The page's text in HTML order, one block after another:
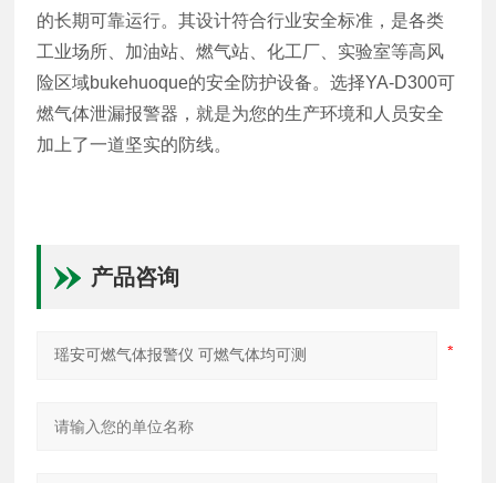
的长期可靠运行。其设计符合行业安全标准，是各类
工业场所、加油站、燃气站、化工厂、实验室等高风
险区域bukehuoque的安全防护设备。选择YA-D300可
燃气体泄漏报警器，就是为您的生产环境和人员安全
加上了一道坚实的防线。
产品咨询